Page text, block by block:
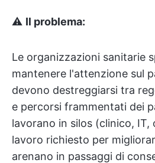
⚠️ Il problema:
Le organizzazioni sanitarie
mantenere l'attenzione sul
devono destreggiarsi tra
e percorsi frammentati dei
lavorano in silos (clinico, IT,
lavoro richiesto per
arenano in passaggi di